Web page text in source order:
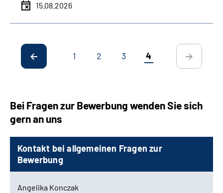
15.08.2026
1 2 3 4
Bei Fragen zur Bewerbung wenden Sie sich
gern an uns
Kontakt bei allgemeinen Fragen zur
Bewerbung
Angelika Konczak